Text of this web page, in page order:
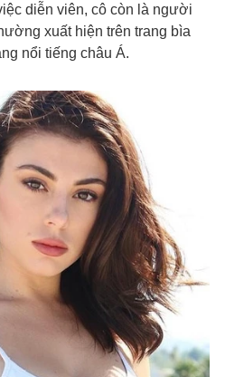
diễn viên, cô còn là người
xuất hiện trên trang bìa
nổi tiếng châu Á.